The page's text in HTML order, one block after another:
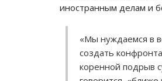
иностранным делам и
«Мы нуждаемся в
создать
коренной подрыв